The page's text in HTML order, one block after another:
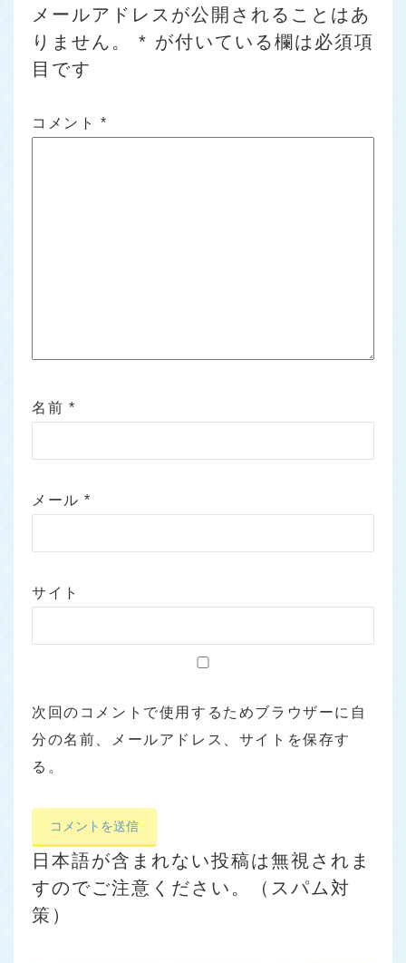
メールアドレスが公開されることはあ
りません。
* が付いている欄は必須項
目です
コメント *
名前 *
メール*
サイト
次回のコメントで使用するためブラウザーに自
分の名前、メールアドレス、サイトを保存す
る。
日本語が含まれない投稿は無視されま
すのでご注意ください。（スパム対
策）